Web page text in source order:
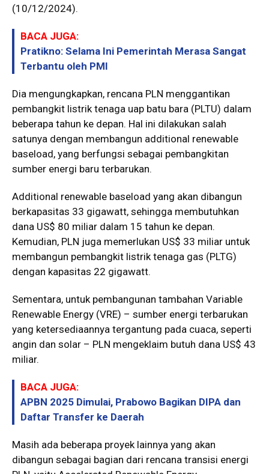
(10/12/2024).
BACA JUGA:
Pratikno: Selama Ini Pemerintah Merasa Sangat
Terbantu oleh PMI
Dia mengungkapkan, rencana PLN menggantikan
pembangkit listrik tenaga uap batu bara (PLTU) dalam
beberapa tahun ke depan. Hal ini dilakukan salah
satunya dengan membangun additional renewable
baseload, yang berfungsi sebagai pembangkitan
sumber energi baru terbarukan.
Additional renewable baseload yang akan dibangun
berkapasitas 33 gigawatt, sehingga membutuhkan
dana US$ 80 miliar dalam 15 tahun ke depan.
Kemudian, PLN juga memerlukan US$ 33 miliar untuk
membangun pembangkit listrik tenaga gas (PLTG)
dengan kapasitas 22 gigawatt.
Sementara, untuk pembangunan tambahan Variable
Renewable Energy (VRE) – sumber energi terbarukan
yang ketersediaannya tergantung pada cuaca, seperti
angin dan solar – PLN mengeklaim butuh dana US$ 43
miliar.
BACA JUGA:
APBN 2025 Dimulai, Prabowo Bagikan DIPA dan
Daftar Transfer ke Daerah
Masih ada beberapa proyek lainnya yang akan
dibangun sebagai bagian dari rencana transisi energi